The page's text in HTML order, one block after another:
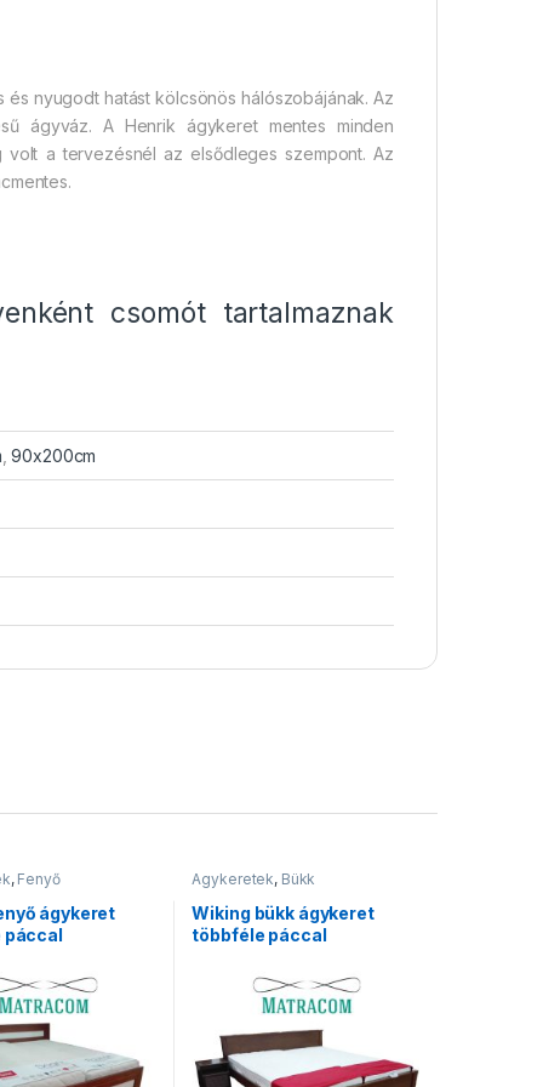
nyugodt hatást kölcsönös hálószobájának. Az
ágyváz. A Henrik ágykeret mentes minden
a tervezésnél az elsődleges szempont. Az
csomót tartalmaznak
,90x200cm
, Fenyő
ágykeret
páccal
Ágykeretek, Bükk
Wiking bükk ágykeret
többféle páccal